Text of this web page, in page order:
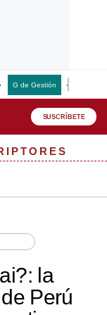
G de Gestión
SUSCRÍBETE
la
Perú